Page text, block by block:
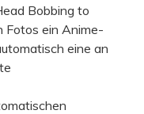
Bobbing to
Fotos ein Anime-
eine an